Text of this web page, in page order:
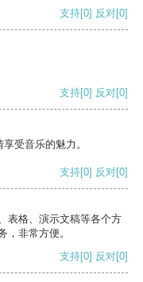
支持[0] 反对[0]
支持[0] 反对[0]
受音乐的魅力。
支持[0] 反对[0]
表格、演示文稿等各个方
，非常方便。
支持[0] 反对[0]